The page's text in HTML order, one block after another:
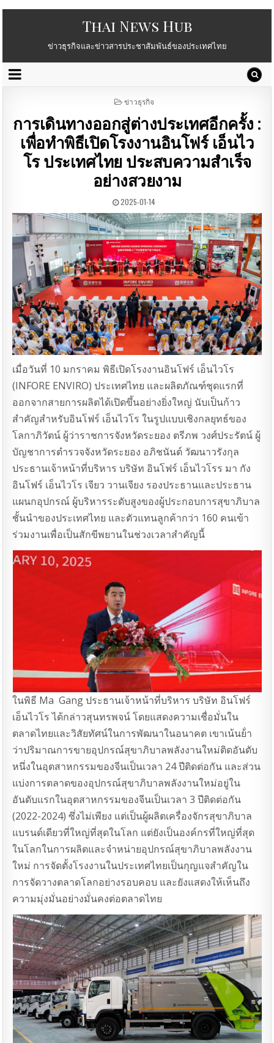
Thai News Hub
ข่าวธุรกิจและข่าวสารประชาสัมพันธ์ของประเทศไทย
POSTED
ข่าวธุรกิจ
การเดินทางออกสู่ต่างประเทศอีกครั้ง :
เพื่อทำพิธีเปิดโรงงานอินโฟร์ เอ็นไว
โร ประเทศไทย ประสบความสำเร็จ
อย่างสวยงาม
2025-01-14
เมื่อวันที่ 10 มกราคม พิธีเปิดโรงงานอินโฟร์ เอ็นไวโร
(INFORE ENVIRO) ประเทศไทย และผลิตภัณฑ์ชุดแรกที่
ออกจากสายการผลิตได้เปิดขึ้นอย่างยิ่งใหญ่ นับเป็นก้าว
สําคัญสําหรับอินโฟร์ เอ็นไวโร ในรูปแบบเชิงกลยุทธ์ของ
โลกาภิวัตน์ ผู้ว่าราชการจังหวัดระยอง ตรีภพ วงศ์ประรัตน์ ผู้
บัญชาการตํารวจจังหวัดระยอง อภิชนันต์ วัฒนาวรังกุล
ประธานเจ้าหน้าที่บริหาร บริษัท อินโฟร์ เอ็นไวโรร มา กัง
อินโฟร์ เอ็นไวโร เจียว วานเจียง รองประธานและประธาน
แผนกอุปกรณ์ ผู้บริหารระดับสูงของผู้ประกอบการสุขาภิบาล
ชั้นนําของประเทศไทย และตัวแทนลูกค้ากว่า 160 คนเข้า
ร่วมงานเพื่อเป็นสักขีพยานในช่วงเวลาสําคัญนี้
ในพิธี Ma Gang ประธานเจ้าหน้าที่บริหาร บริษัท อินโฟร์
เอ็นไวโร ได้กล่าวสุนทรพจน์ โดยแสดงความเชื่อมั่นใน
ตลาดไทยและวิสัยทัศน์ในการพัฒนาในอนาคต เขาเน้นย้ํา
ว่าปริมาณการขายอุปกรณ์สุขาภิบาลพลังงานใหม่ติดอันดับ
หนึ่งในอุตสาหกรรมของจีนเป็นเวลา 24 ปีติดต่อกัน และส่วน
แบ่งการตลาดของอุปกรณ์สุขาภิบาลพลังงานใหม่อยู่ใน
อันดับแรกในอุตสาหกรรมของจีนเป็นเวลา 3 ปีติดต่อกัน
(2022-2024) ซึ่งไม่เพียง แต่เป็นผู้ผลิตเครื่องจักรสุขาภิบาล
แบรนด์เดียวที่ใหญ่ที่สุดในโลก แต่ยังเป็นองค์กรที่ใหญ่ที่สุด
ในโลกในการผลิตและจําหน่ายอุปกรณ์สุขาภิบาลพลังงาน
ใหม่ การจัดตั้งโรงงานในประเทศไทยเป็นกุญแจสําคัญใน
การจัดวางตลาดโลกอย่างรอบคอบ และยังแสดงให้เห็นถึง
ความมุ่งมั่นอย่างมั่นคงต่อตลาดไทย